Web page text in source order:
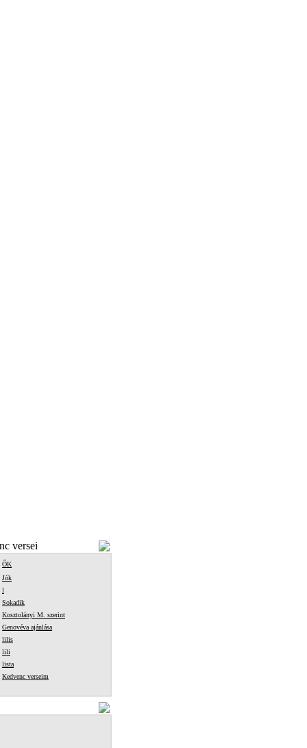
versei
ŐK
Jók
l
Sokadik
Kosztolányi M. szerint
Genovéva ajánlása
lilis
lili
lista
Kedvenc verseim